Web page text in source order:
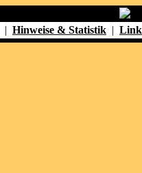
| Hinweise & Statistik |